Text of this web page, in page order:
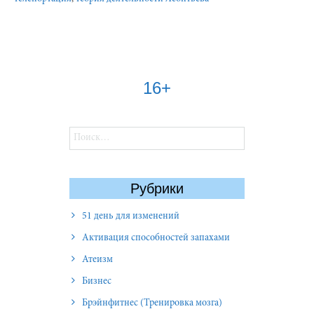
16+
Найти:
Рубрики
51 день для изменений
Активация способностей запахами
Атеизм
Бизнес
Брэйнфитнес (Тренировка мозга)